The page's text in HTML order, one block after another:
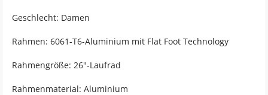
Geschlecht: Damen
Rahmen: 6061-T6-Aluminium mit Flat Foot Technology
Rahmengröße: 26"-Laufrad
Rahmenmaterial: Aluminium